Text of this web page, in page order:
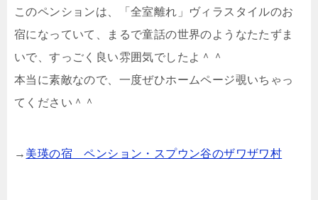
このペンションは、「全室離れ」ヴィラスタイルのお
宿になっていて、まるで童話の世界のようなたたずま
いで、すっごく良い雰囲気でしたよ＾＾
本当に素敵なので、一度ぜひホームページ覗いちゃっ
てください＾＾
→ 美瑛の宿 ペンション・スプウン谷のザワザワ村